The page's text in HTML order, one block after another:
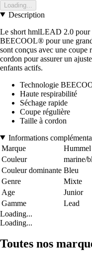
Loading...
Description
Le short hmlLEAD 2.0 pour
BEECOOL® pour une
sont conçus avec une coupe
cordon pour assurer un
enfants actifs.
Technologie
Haute respirabilité
Séchage rapide
Coupe régulière
Taille à cordon
Informations
Marque
Hummel
Couleur
marine/
Couleur dominante Bleu
Genre
Mixte
Age
Junior
Gamme
Lead
Loading...
Loading...
Toutes nos